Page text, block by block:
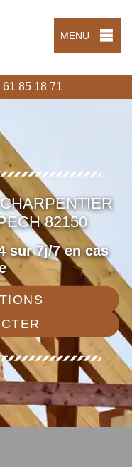
MENU
61 85 18 71
82150
sur 7j/7 en cas